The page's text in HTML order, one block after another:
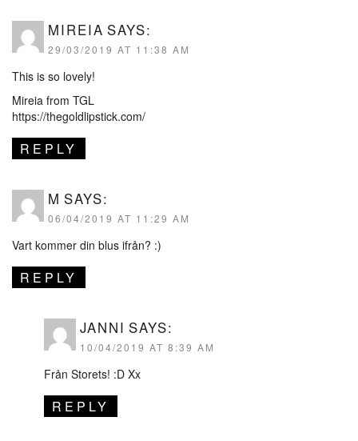
MIREIA SAYS:
29/03/2019 AT 11:38 AM
This is so lovely!
Mireia from TGL
https://thegoldlipstick.com/
REPLY
M SAYS:
06/04/2019 AT 11:29 AM
Vart kommer din blus ifrån? :)
REPLY
JANNI SAYS:
10/04/2019 AT 8:39 AM
Från Storets! :D Xx
REPLY